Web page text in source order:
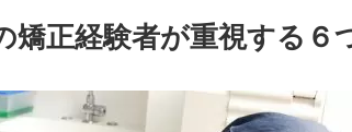
矯正経験者が重視する６